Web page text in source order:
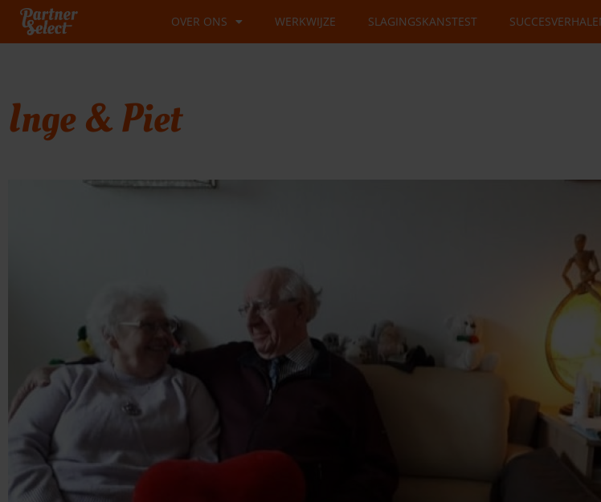
naar
OVER ONS WERKWIJZE SLAGINGSKANSTEST
Inge & Piet